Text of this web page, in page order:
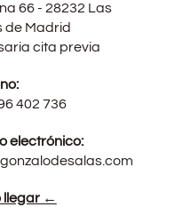
66 - 28232 Las
de Madrid
cita previa
402 736
electrónico:
llegar ←